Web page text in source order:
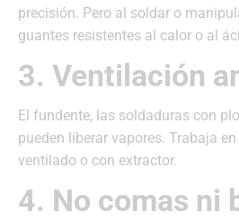
precisión. Pero al soldar o
guantes resistentes al calor o al
3. Ventilación
El fundente, las soldaduras con
pueden liberar vapores. Trabaja
ventilado o con extractor.
4. No comas ni